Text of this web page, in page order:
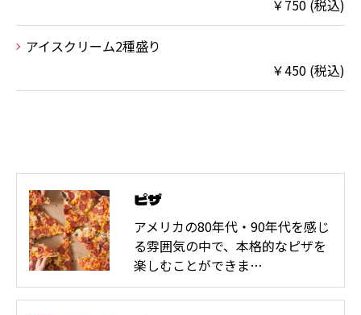
￥750 (税込)
アイスクリーム2種盛り
￥450 (税込)
ピザ
アメリカの80年代・90年代を感じ
る雰囲気の中で、本格的なピザを
楽しむことができま…